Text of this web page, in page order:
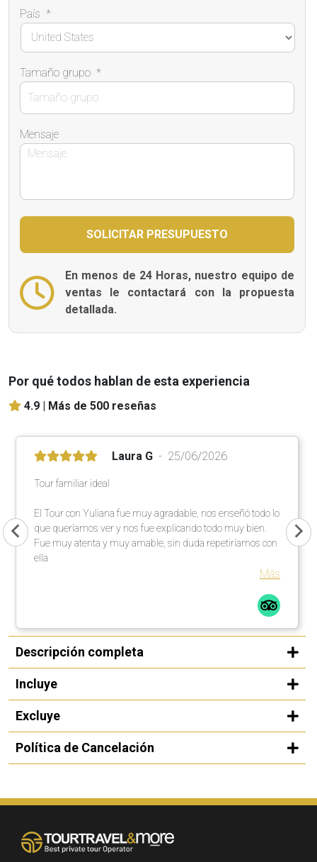
País *
Tamaño grupo *
Mensaje
En menos de 24 Horas, nuestro equipo de
ventas le contactará con la propuesta
detallada.
Por qué todos hablan de esta experiencia
4.9 | Más de 500 reseñas
Laura G 25/06/2026
Tour familiar ideal
El Tour con Yuliana fue muy agradable, nos enseñó todo lo
que queríamos ver y nos fue explicando todo muy bien.
Fue muy atenta y muy amable, sin duda repetiríamos con
ella
Más
Descripción completa
Incluye
Excluye
Política de Cancelación